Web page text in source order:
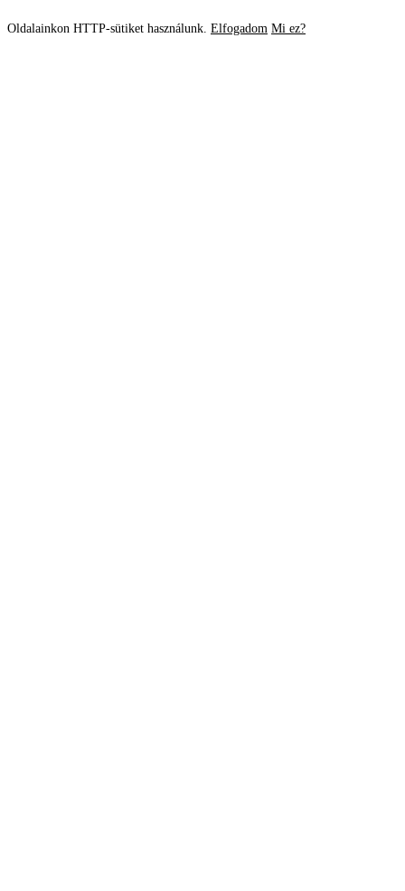
Oldalainkon HTTP-sütiket használunk. Elfogadom Mi ez?